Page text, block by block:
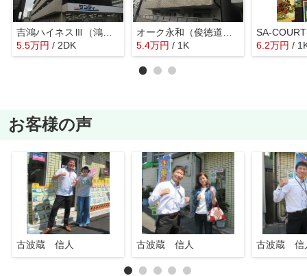
吉鴻ハイネスⅢ（鴻池新田賃貸）
5.5万円 / 2DK
5.4万円 / 1K 6.2万円 /
お客様の声
古波蔵 信人 古波蔵 信人 古波蔵 信